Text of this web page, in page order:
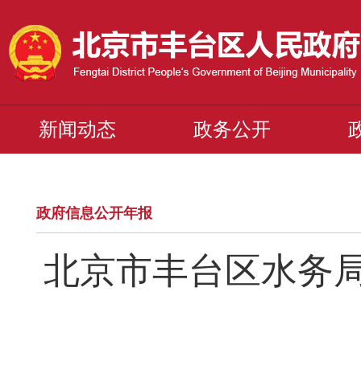
新闻动态 政务公开
政府信息公开年报
北京市丰台区水务